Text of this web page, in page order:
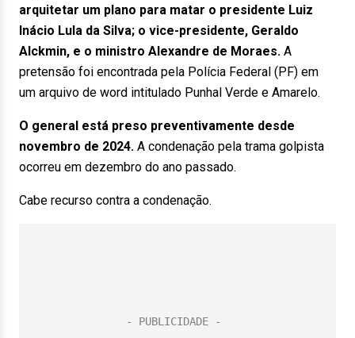
arquitetar um plano para matar o presidente Luiz
Inácio Lula da Silva; o vice-presidente, Geraldo
Alckmin, e o ministro Alexandre de Moraes. A
pretensão foi encontrada pela Polícia Federal (PF) em
um arquivo de word intitulado Punhal Verde e Amarelo.
O general está preso preventivamente desde
novembro de 2024. A condenação pela trama golpista
ocorreu em dezembro do ano passado.
Cabe recurso contra a condenação.